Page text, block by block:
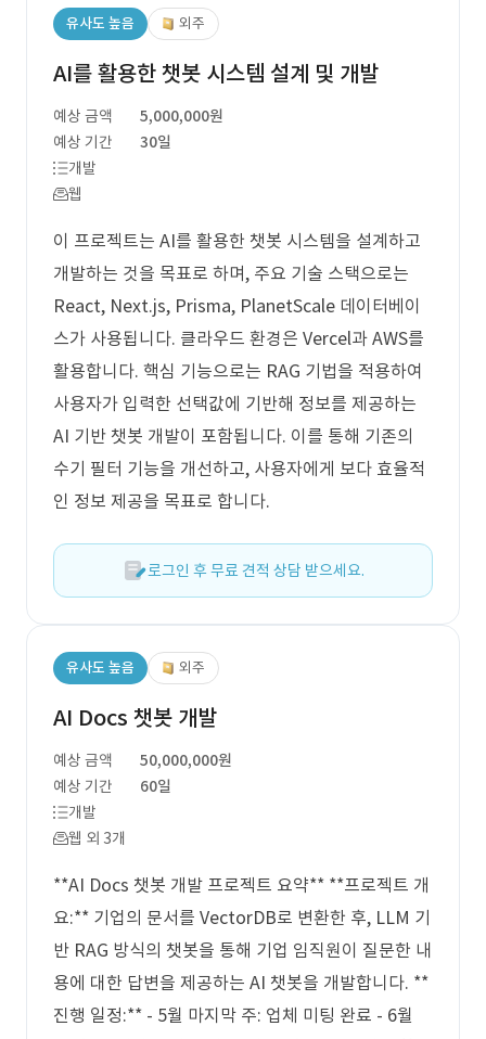
유사도 높음 외주
AI를 활용한 챗봇 시스템 설계 및 개발
예상 금액
5,000,000원
예상 기간
30일
개발
웹
이 프로젝트는 AI를 활용한 챗봇 시스템을 설계하고
개발하는 것을 목표로 하며, 주요 기술 스택으로는
React, Next.js, Prisma, PlanetScale 데이터베이
스가 사용됩니다. 클라우드 환경은 Vercel과 AWS를
활용합니다. 핵심 기능으로는 RAG 기법을 적용하여
사용자가 입력한 선택값에 기반해 정보를 제공하는
AI 기반 챗봇 개발이 포함됩니다. 이를 통해 기존의
수기 필터 기능을 개선하고, 사용자에게 보다 효율적
인 정보 제공을 목표로 합니다.
로그인 후 무료 견적 상담 받으세요.
유사도 높음 외주
AI Docs 챗봇 개발
예상 금액
50,000,000원
예상 기간
60일
개발
웹 외 3개
**AI Docs 챗봇 개발 프로젝트 요약** **프로젝트 개
요:** 기업의 문서를 VectorDB로 변환한 후, LLM 기
반 RAG 방식의 챗봇을 통해 기업 임직원이 질문한 내
용에 대한 답변을 제공하는 AI 챗봇을 개발합니다. **
진행 일정:** - 5월 마지막 주: 업체 미팅 완료 - 6월